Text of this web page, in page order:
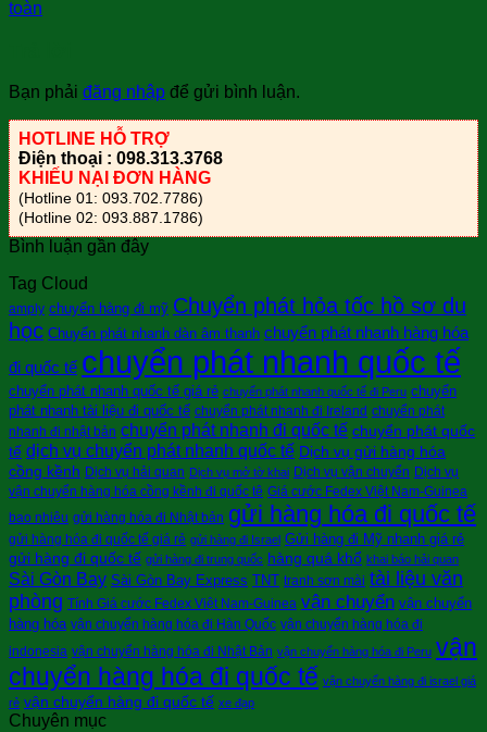
toàn
Bạn phải đăng nhập để gửi bình luận.
HOTLINE HỖ TRỢ
Điện thoại : 098.313.3768
KHIẾU NẠI ĐƠN HÀNG
(Hotline 01: 093.702.7786)
(Hotline 02: 093.887.1786)
Bình luận gần đây
Tag Cloud
amply chuyển hàng đi mỹ Chuyển phát hỏa tốc hồ sơ du
học Chuyển phát nhanh dàn âm thanh chuyển phát nhanh hàng hóa
đi quốc tế chuyển phát nhanh quốc tế
chuyển phát nhanh quốc tế giá rẻ chuyển phát nhanh quốc tế đi Peru chuyển
phát nhanh tài liệu đi quốc tế chuyển phát nhanh đi Ireland chuyển phát
nhanh đi nhật bản chuyển phát nhanh đi quốc tế chuyển phát quốc
tế dịch vụ chuyển phát nhanh quốc tế Dịch vụ gửi hàng hóa
cồng kềnh Dịch vụ hải quan Dịch vụ mở tờ khai Dịch vụ vận chuyển Dịch vụ
vận chuyển hàng hóa cồng kềnh đi quốc tê Giá cước Fedex Việt Nam-Guinea
bao nhiêu gửi hàng hóa đi Nhật bản gửi hàng hóa đi quốc tế
gửi hàng hóa đi quốc tế giá rẻ gửi hàng đi Israel Gửi hàng đi Mỹ nhanh giá rẻ
gửi hàng đi quốc tế gửi hàng đi trung quốc hàng quá khổ khai báo hải quan
Sài Gòn Bay Sài Gòn Bay Express TNT tranh sơn mài tài liệu văn
phòng Tính Giá cước Fedex Việt Nam-Guinea vận chuyển vận chuyển
hàng hóa vận chuyển hàng hóa đi Hàn Quốc vận chuyển hàng hóa đi
indonesia vận chuyển hàng hóa đi Nhật Bản vận chuyển hàng hóa đi Peru vận
chuyển hàng hóa đi quốc tế vận chuyển hàng đi israel giá
rẻ vận chuyển hàng đi quốc tế xe đạp
Chuyên mục